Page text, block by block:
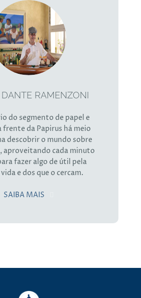
DANTE RAMENZONI
do segmento de papel e
frente da Papirus há meio
descobrir o mundo sobre
aproveitando cada minuto
fazer algo de útil pela
e dos que o cercam.
SAIBA MAIS